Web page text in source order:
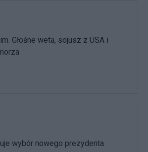
Głośne weta, sojusz z USA i
wybór nowego prezydenta